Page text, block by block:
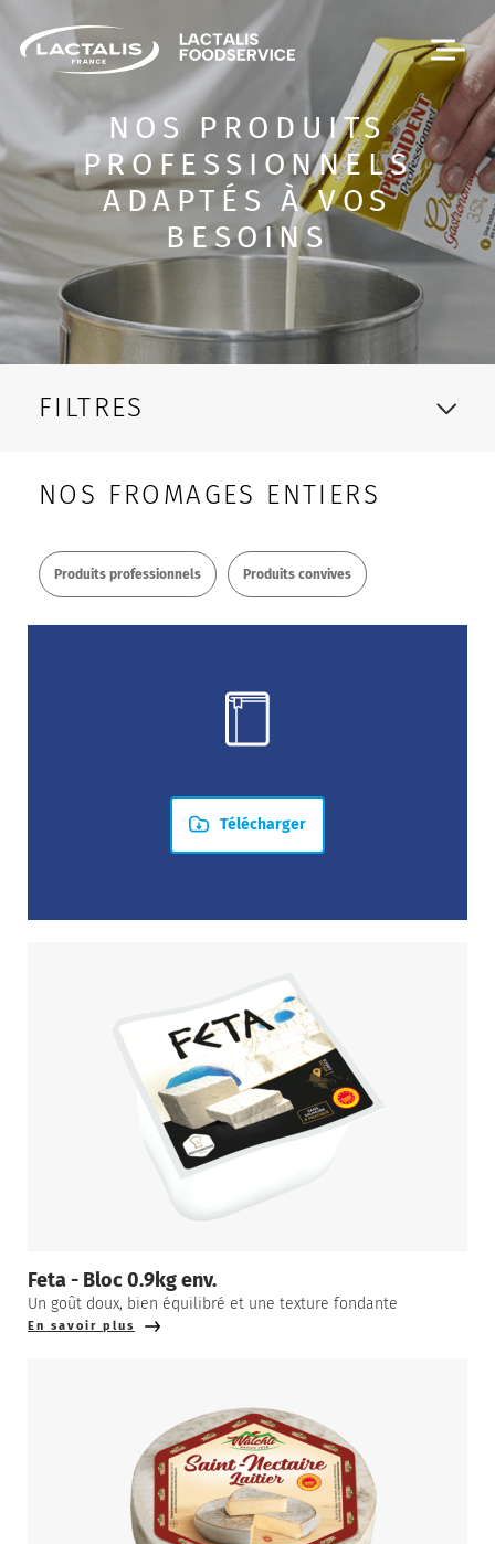
Passer le menu
NOS PRODUITS
PROFESSIONNELS
ADAPTÉS À VOS
BESOINS
FILTRES
NOS FROMAGES ENTIERS
Produits professionnels Produits convives
Télécharger
Feta - Bloc 0.9kg env.
Un goût doux, bien équilibré et une texture fondante
En savoir plus